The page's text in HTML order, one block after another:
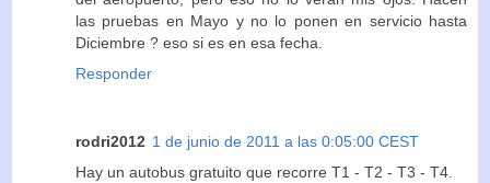
las pruebas en Mayo y no lo ponen en servicio hasta
Diciembre ? eso si es en esa fecha.
Responder
rodri2012 1 de junio de 2011 a las 0:05:00 CEST
Hay un autobus gratuito que recorre T1 - T2 - T3 - T4.